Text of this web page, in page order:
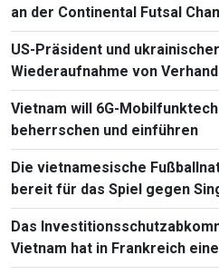
an der Continental Futsal
US-Präsident und
Wiederaufnahme von
Vietnam will 6G-
beherrschen und einführen
Die vietnamesische
bereit für das Spiel gegen
Südostasienmeisterschaft
Das
Vietnam hat in Frankreich